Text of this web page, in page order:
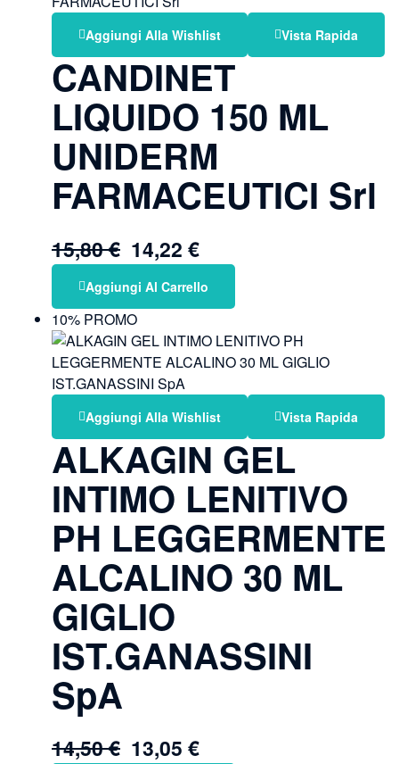
Aggiungi Alla Wishlist Vista Rapida
CANDINET
LIQUIDO 150 ML
UNIDERM
FARMACEUTICI Srl
15,80€ 14,22 €
Aggiungi Al Carrello
10% PROMO
Aggiungi Alla Wishlist Vista Rapida
ALKAGIN GEL
INTIMO LENITIVO
PH LEGGERMENTE
ALCALINO 30 ML
GIGLIO
IST.GANASSINI
SpA
14,50€ 13,05 €